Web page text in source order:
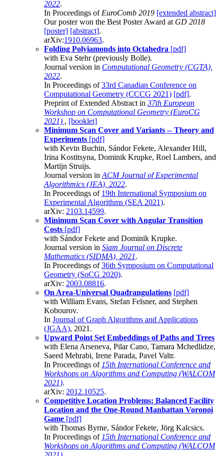
2022.
In Proceedings of EuroComb 2019 [extended abstract]
Our poster won the Best Poster Award at GD 2018
[poster] [abstract].
arXiv:1910.06963.
Folding Polyiamonds into Octahedra [pdf]
with Eva Stehr (previously Bolle).
Journal version in Computational Geometry (CGTA),
2022.
In Proceedings of33rd Canadian Conference on
Computational Geometry (CCCG 2021) [pdf].
Preprint of Extended Abstract in 37th European
Workshop on Computational Geometry (EuroCG
2021) , [booklet]
Minimum Scan Cover and Variants -- Theory and
Experiments [pdf]
with Kevin Buchin, Sándor Fekete, Alexander Hill,
Irina Kostitsyna, Dominik Krupke, Roel Lambers, and
Martijn Struijs.
Journal version in ACM Journal of Experimental
Algorithmics (JEA), 2022.
In Proceedings of 19th International Symposium on
Experimental Algorithms (SEA 2021).
arXiv: 2103.14599.
Minimum Scan Cover with Angular Transition
Costs [pdf]
with Sándor Fekete and Dominik Krupke.
Journal version in Siam Journal on Discrete
Mathematics (SIDMA), 2021.
In Proceedings of36th Symposium on Computational
Geometry (SoCG 2020).
arXiv: 2003.08816.
On Area-Universal Quadrangulations [pdf]
with William Evans, Stefan Felsner, and Stephen
Kobourov.
In Journal of Graph Algorithms and Applications
(JGAA), 2021.
Upward Point Set Embeddings of Paths and Trees
with Elena Arseneva, Pilar Cano, Tamara Mchedlidze,
Saeed Mehrabi, Irene Parada, Pavel Valtr.
In Proceedings of 15th International Conference and
Workshops on Algorithms and Computing (WALCOM
2021).
arXiv: 2012.10525.
Competitive Location Problems: Balanced Facility
Location and the One-Round Manhattan Voronoi
Game [pdf]
with Thomas Byrne, Sándor Fekete, Jörg Kalcsics.
In Proceedings of 15th International Conference and
Workshops on Algorithms and Computing (WALCOM